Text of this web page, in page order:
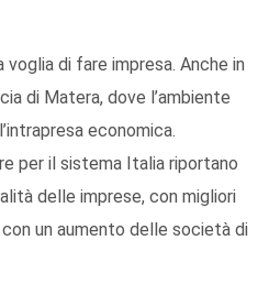
di fare impresa. Anche in
di Matera, dove l’ambiente
economica.
per il sistema Italia riportano
delle imprese, con migliori
un aumento delle società di